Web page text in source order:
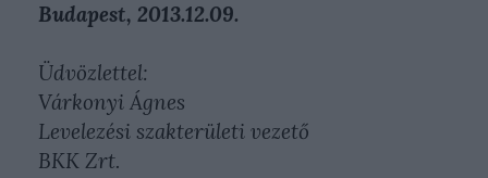
Budapest, 2013.12.09.
Üdvözlettel:
Várkonyi Ágnes
Levelezési szakterületi vezető
BKK Zrt.